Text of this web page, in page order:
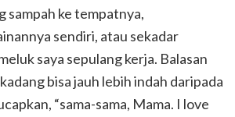
sampah ke tempatnya,
sendiri, atau sekadar
saya sepulang kerja. Balasan
bisa jauh lebih indah daripada
“sama-sama, Mama. I love